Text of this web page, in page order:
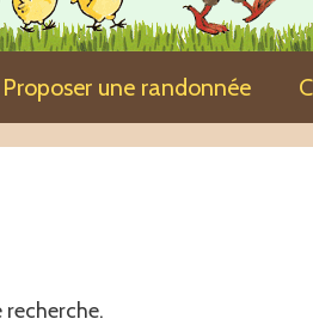
Proposer une randonnée